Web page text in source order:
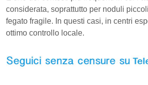
considerata, soprattutto per noduli
fegato fragile. In questi casi, in centri
ottimo controllo locale.